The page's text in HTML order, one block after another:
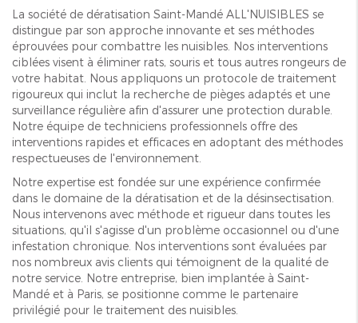
La société de dératisation Saint-Mandé ALL'NUISIBLES se
distingue par son approche innovante et ses méthodes
éprouvées pour combattre les nuisibles. Nos interventions
ciblées visent à éliminer rats, souris et tous autres rongeurs de
votre habitat. Nous appliquons un protocole de traitement
rigoureux qui inclut la recherche de pièges adaptés et une
surveillance régulière afin d'assurer une protection durable.
Notre équipe de techniciens professionnels offre des
interventions rapides et efficaces en adoptant des méthodes
respectueuses de l'environnement.
Notre expertise est fondée sur une expérience confirmée
dans le domaine de la dératisation et de la désinsectisation.
Nous intervenons avec méthode et rigueur dans toutes les
situations, qu'il s'agisse d'un problème occasionnel ou d'une
infestation chronique. Nos interventions sont évaluées par
nos nombreux avis clients qui témoignent de la qualité de
notre service. Notre entreprise, bien implantée à Saint-
Mandé et à Paris, se positionne comme le partenaire
privilégié pour le traitement des nuisibles.